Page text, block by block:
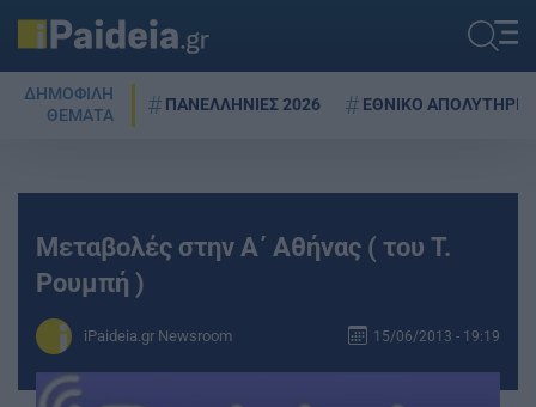
ΔΗΜΟΦΙΛΗ
ΘΕΜΑΤΑ
ΠΑΝΕΛΛΗΝΙΕΣ 2026 ΕΘΝΙΚΟ ΑΠΟΛΥΤΗΡΙΟ
Μεταβολές στην Α΄ Αθήνας ( του Τ.
Ρουμπή )
iPaideia.gr Newsroom 15/06/2013 - 19:19